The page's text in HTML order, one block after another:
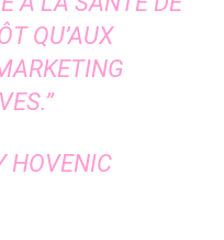
QU’AUX
HOVENIC